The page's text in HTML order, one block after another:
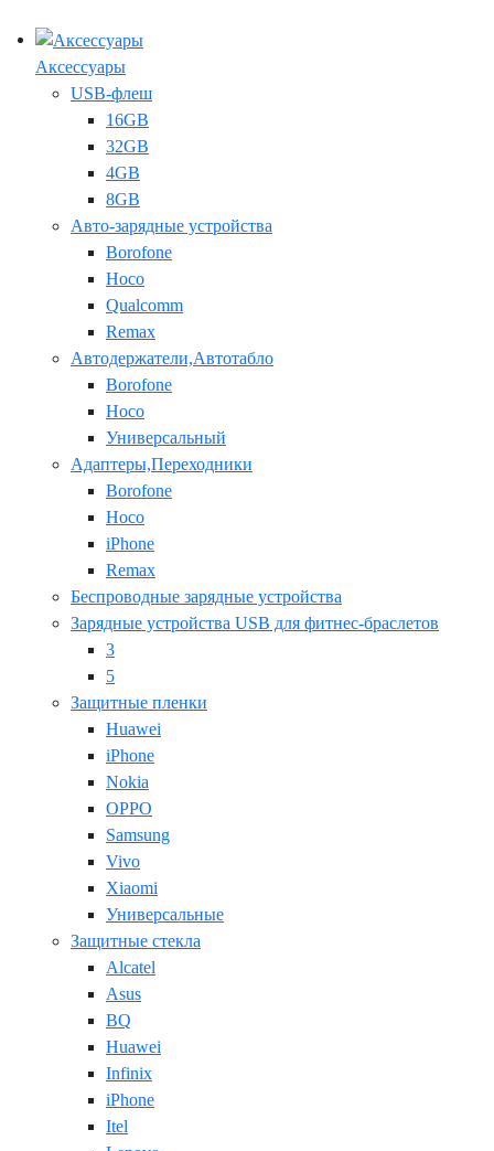
Аксессуары
USB-флеш
16GB
32GB
4GB
8GB
Авто-зарядные устройства
Borofone
Hoco
Qualcomm
Remax
Автодержатели,Автотабло
Borofone
Hoco
Универсальный
Адаптеры,Переходники
Borofone
Hoco
iPhone
Remax
Беспроводные зарядные устройства
Зарядные устройства USB для фитнес-браслетов
3
5
Защитные пленки
Huawei
iPhone
Nokia
OPPO
Samsung
Vivo
Xiaomi
Универсальные
Защитные стекла
Alcatel
Asus
BQ
Huawei
Infinix
iPhone
Itel